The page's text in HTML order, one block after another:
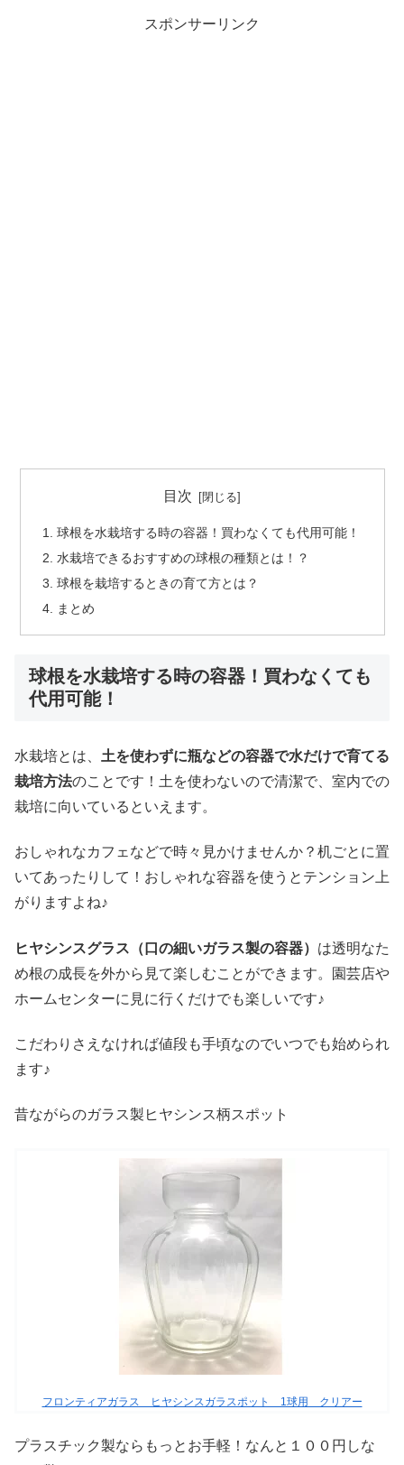
スポンサーリンク
目次
球根を水栽培する時の容器！買わなくても代用可能！
水栽培できるおすすめの球根の種類とは！？
球根を栽培するときの育て方とは？
まとめ
球根を水栽培する時の容器！買わなくても
代用可能！
水栽培とは、 土を使わずに瓶などの容器で水だけで育てる
栽培方法のことです！土を使わないので清潔で、室内での
栽培に向いているといえます。
おしゃれなカフェなどで時々見かけませんか？机ごとに置
いてあったりして！おしゃれな容器を使うとテンション上
がりますよね♪
ヒヤシンスグラス（口の細いガラス製の容器） は透明なた
め根の成長を外から見て楽しむことができます。園芸店や
ホームセンターに見に行くだけでも楽しいです♪
こだわりさえなければ値段も手頃なのでいつでも始められ
ます♪
昔ながらのガラス製ヒヤシンス柄スポット
フロンティアガラス ヒヤシンスガラスポット 1球用 クリアー
プラスチック製ならもっとお手軽！なんと１００円しな